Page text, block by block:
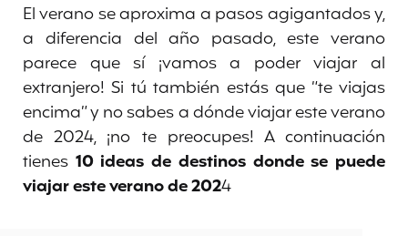
El verano se aproxima a pasos agigantados y,
a diferencia del año pasado, este verano
parece que sí ¡vamos a poder viajar al
extranjero! Si tú también estás que “te viajas
encima” y no sabes a dónde viajar este verano
de 2024, ¡no te preocupes! A continuación
tienes 10 ideas de destinos donde se puede
viajar este verano de 2024